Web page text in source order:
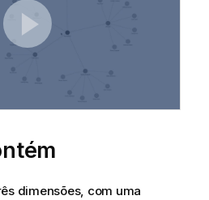
dimensões, com uma